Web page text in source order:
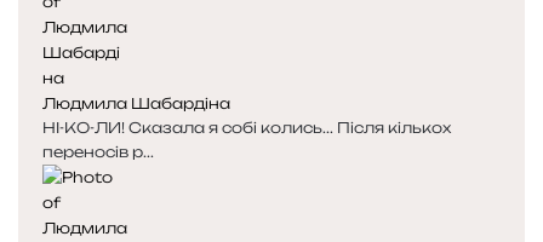
Людмила Шабардіна
НІ-КО-ЛИ! Сказала я собі колись... Після кількох
переносів р...